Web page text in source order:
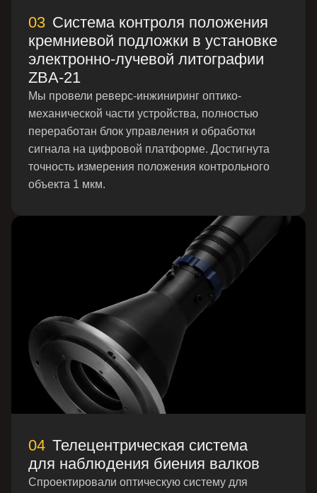
03 Система контроля положения
кремниевой подложки в установке
электронно-лучевой литографии
ZBA-21
Мы провели реверс-инжиниринг оптико-
механической части устройства, полностью
переработан блок управления и обработки
сигнала на цифровой платформе. Достигнута
точность измерения положения контрольного
объекта 1 мкм.
04 Телецентрическая система
для наблюдения биения валков
Спроектировали оптическую систему для
Почта*
Мы производим оптические изделия
любой сложности в соответствии
с вашим техническим заданием.